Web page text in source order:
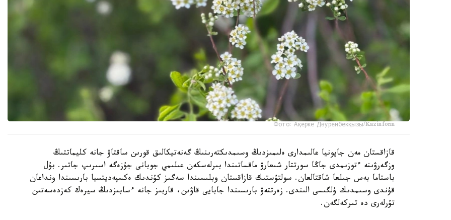
Фото: Ақерке Дәуренбекқызы/Kazinform
قازاقستان مەن جاپونيا عالىمدارى ەلىمىزدىڭ وسىمدىكتەرىنىڭ گەنەتيكالىق قورىن ساقتاۋ جانە كليماتتىڭ
وزگەرۋىنە ءتوزىمدى جاڭا سورتتار شىعارۋ ماقساتىندا بىرلەسكەن عىلىمي جوبانى جۇزەگە اسىرىپ جاتىر. بۇل
باستاما بەس جىلعا شاقتالعان. سولتۇستىك قازاقستان وبلىسىندا سەگىز كۇندىك ەكسپەديتسيا بارىسىندا ونداعان
قۇندى وسىمدىك ۇلگىسى الىندى. زەرتتەۋ بارىسىندا جابايى قاۋىن، قاربىز جانە ءسابىزدىڭ سيرەك كەزدەسەتىن
تۇرلەرى دە تىركەلگەن.